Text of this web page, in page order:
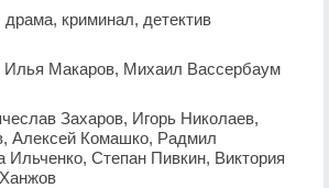
драма, криминал, детектив
Илья Макаров, Михаил Вассербаум
Захаров, Игорь Николаев,
Алексей Комашко, Радмил
Ильченко, Степан Пивкин, Виктория